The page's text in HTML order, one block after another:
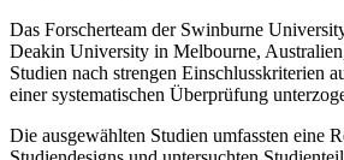
Das Forscherteam der Swinburne
Deakin University in Melbourne,
Studien nach strengen Einschlusskriterien
einer systematischen Überprüfung
Die ausgewählten Studien umfassten eine